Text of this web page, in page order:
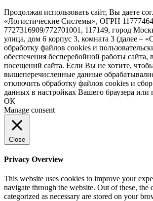
Продолжая использовать сайт, Вы даете
«Логистические Системы», ОГРН
7727316909/772701001, 117149, город
улица, дом 6 корпус 3, комната 3 (далее –
обработку файлов cookies и
обеспечения бесперебойной работы сайта,
посещений сайта. Если Вы не хотите,
вышеперечисленные данные
отключить обработку файлов cookies и
данных в настройках Вашего браузера или
ОК
Manage consent
Close
Privacy Overview
This website uses cookies to improve your
navigate through the website. Out of these, the
categorized as necessary are stored on your